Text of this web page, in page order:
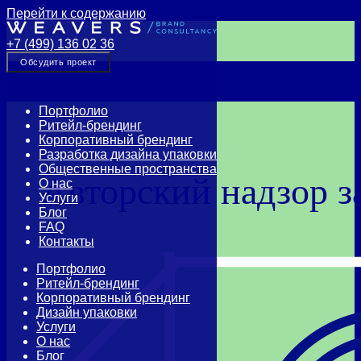
Перейти к содержанию
+7 (499) 136 02 36
Обсудить проект
Портфолио
Ритейл-брендинг
Корпоративный брендинг
Разработка дизайна упаковки
Общественные пространства
О нас
Услуги
Блог
FAQ
Контакты
Портфолио
Ритейл-брендинг
Корпоративный брендинг
Дизайн упаковки
Услуги
О нас
Блог
Авторский надзор